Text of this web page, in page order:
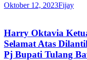
Oktober 12, 2023Fijay
Harry Oktavia
Selamat Atas
Pj Bupati Tulang